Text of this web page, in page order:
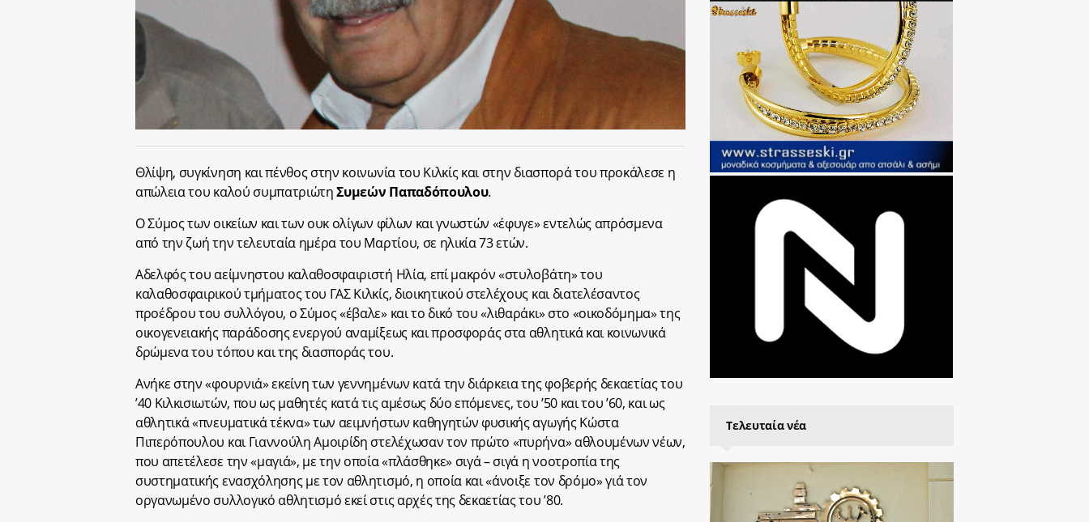
Θλίψη, συγκίνηση και πένθος στην κοινωνία του Κιλκίς και στην διασπορά του προκάλεσε η
απώλεια του καλού συμπατριώτηΣυμεών Παπαδόπουλου.
Ο Σύμος των οικείων και των ουκ ολίγων φίλων και γνωστών «έφυγε» εντελώς απρόσμενα
από την ζωή την τελευταία ημέρα του Μαρτίου, σε ηλικία 73 ετών.
Αδελφός του αείμνηστου καλαθοσφαιριστή Ηλία, επί μακρόν «στυλοβάτη» του
καλαθοσφαιρικού τμήματος του ΓΑΣ Κιλκίς, διοικητικού στελέχους και διατελέσαντος
προέδρου του συλλόγου, ο Σύμος «έβαλε» και το δικό του «λιθαράκι» στο «οικοδόμημα» της
οικογενειακής παράδοσης ενεργού αναμίξεως και προσφοράς στα αθλητικά και κοινωνικά
δρώμενα του τόπου και της διασποράς του.
Ανήκε στην «φουρνιά» εκείνη των γεννημένων κατά την διάρκεια της φοβερής δεκαετίας του
’40 Κιλκισιωτών, που ως μαθητές κατά τις αμέσως δύο επόμενες, του ’50 και του ’60, και ως
αθλητικά «πνευματικά τέκνα» των αειμνήστων καθηγητών φυσικής αγωγής Κώστα
Πιπερόπουλου και Γιαννούλη Αμοιρίδη στελέχωσαν τον πρώτο «πυρήνα» αθλουμένων νέων,
που απετέλεσε την «μαγιά», με την οποία «πλάσθηκε» σιγά – σιγά η νοοτροπία της
συστηματικής ενασχόλησης με τον αθλητισμό, η οποία και «άνοιξε τον δρόμο» γιά τον
οργανωμένο συλλογικό αθλητισμό εκεί στις αρχές της δεκαετίας του ’80.
Τελευταία νέα